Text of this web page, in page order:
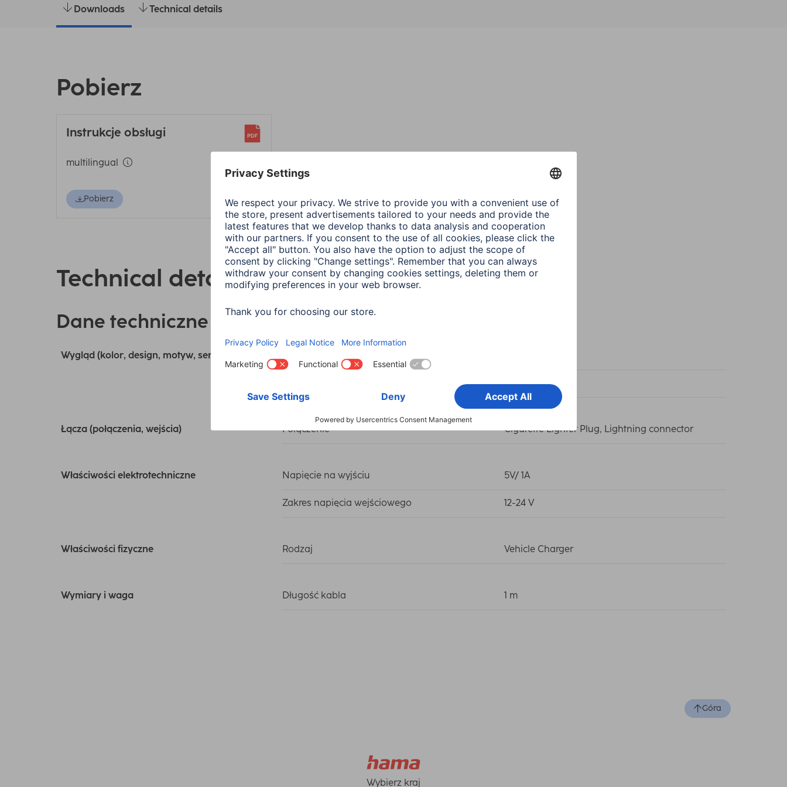
Downloads Technical details
Pobierz
Instrukcje obsługi
multilingual
Pobierz
Technical details
Dane techniczne
Wygląd (kolor, design, motyw, seria)
Biały
Łącza (połączenia, wejścia) Połączenie Cigarette Lighter Plug, Lightning connector
Właściwości elektrotechniczne Napięcie na wyjściu 5V/ 1A
Zakres napięcia wejściowego 12-24 V
Właściwości fizyczne Rodzaj Vehicle Charger
Wymiary i waga Długość kabla 1 m
Góra
Wybierz kraj